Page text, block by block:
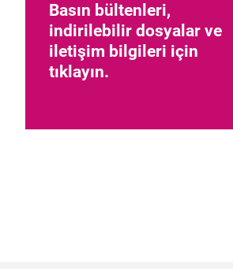
Basın bültenleri,
indirilebilir dosyalar ve
iletişim bilgileri için
tıklayın.